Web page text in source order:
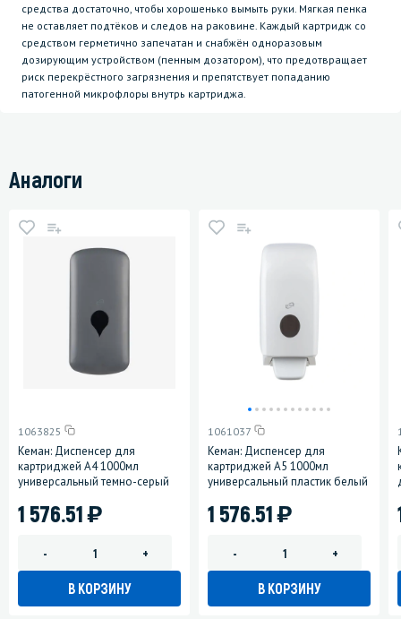
средства достаточно, чтобы хорошенько вымыть руки. Мягкая пенка
не оставляет подтёков и следов на раковине. Каждый картридж со
средством герметично запечатан и снабжён одноразовым
дозирующим устройством (пенным дозатором), что предотвращает
риск перекрёстного загрязнения и препятствует попаданию
патогенной микрофлоры внутрь картриджа.
Аналоги
1063825
Кеман: Диспенсер для
картриджей А4 1000мл
универсальный темно-серый
1 576.51)
- +
В КОРЗИНУ
1061037
Кеман: Диспенсер для
картриджей A5 1000мл
универсальный пластик белый
1 576.51)
- +
В КОРЗИНУ